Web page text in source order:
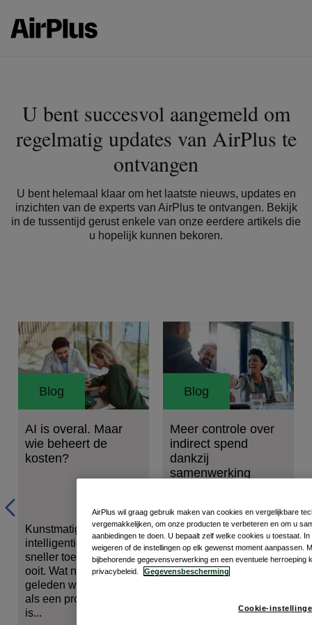
U bent succesvol aangemeld om
regelmatig updates van AirPlus te
ontvangen
U bent helemaal klaar om het laatste nieuws, updates en
inzichten van de experts van AirPlus te ontvangen. Bekijk
in de tussentijd gerust enkele van onze eerdere artikels die
u hopelijk kunnen bekoren.
Blog
AI is overal. Maar
wie beheert de
kosten?
Kunstmatige
intelligentie wordt
sneller toegepast dan
ooit. Wat nog maar kort
geleden werd gezien
als een proefproject,
is...
Blog
Meer controle over
indirect spend
dankzij
samenwerking
AirPlus International en
Kresus Technologies
kondigen vandaag,
ondersteund door
AirPlus wil graag gebruik maken van cookies en vergelijkbare
vergemakkelijken, om onze producten te verbeteren en om u
aanbiedingen te doen. U bepaalt zelf welke cookies u toestaat.
weigeren of de instellingen op elk gewenst moment aanpassen.
bijbehorende gegevensverwerking en een eventuele herroeping
privacybeleid.
Gegevensbescherming
Cookie-